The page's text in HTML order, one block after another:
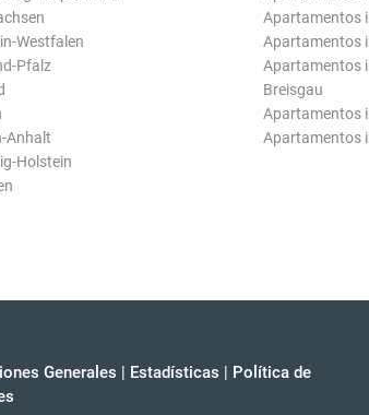
Westfalen
Pfalz
Anhalt
Holstein
Apartamentos
Apartamentos
Apartamentos
Breisgau
Apartamentos
Apartamentos
Generales | Estadísticas | Política de